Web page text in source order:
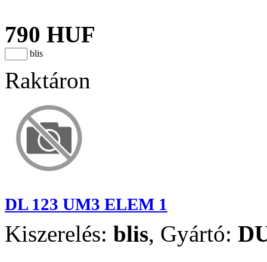
790 HUF
blis
Raktáron
DL 123 UM3 ELEM 1
Kiszerelés: blis, Gyártó: